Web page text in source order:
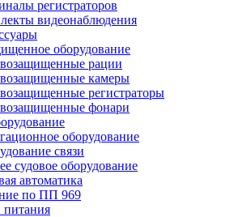
регистраторов
видеонаблюдения
оборудование
рации
камеры
регистраторы
фонари
оборудование
связи
судовое оборудование
автоматика
по ПП 969